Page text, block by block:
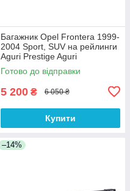
Багажник Opel Frontera 1999-
2004 Sport, SUV на рейлинги
Aguri Prestige Aguri
Готово до відправки
5 200 ₴ 6 050 ₴
Купити
–14%